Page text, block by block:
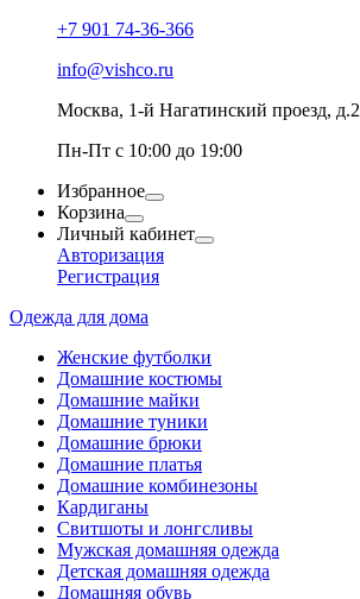
+7 901 74-36-366
info@vishco.ru
Москва, 1-й Нагатинский проезд, д.2
Пн-Пт с 10:00 до 19:00
Избранное
Корзина
Личный кабинет
Авторизация
Регистрация
Одежда для дома
Женские футболки
Домашние костюмы
Домашние майки
Домашние туники
Домашние брюки
Домашние платья
Домашние комбинезоны
Кардиганы
Свитшоты и лонгсливы
Мужская домашняя одежда
Детская домашняя одежда
Домашняя обувь